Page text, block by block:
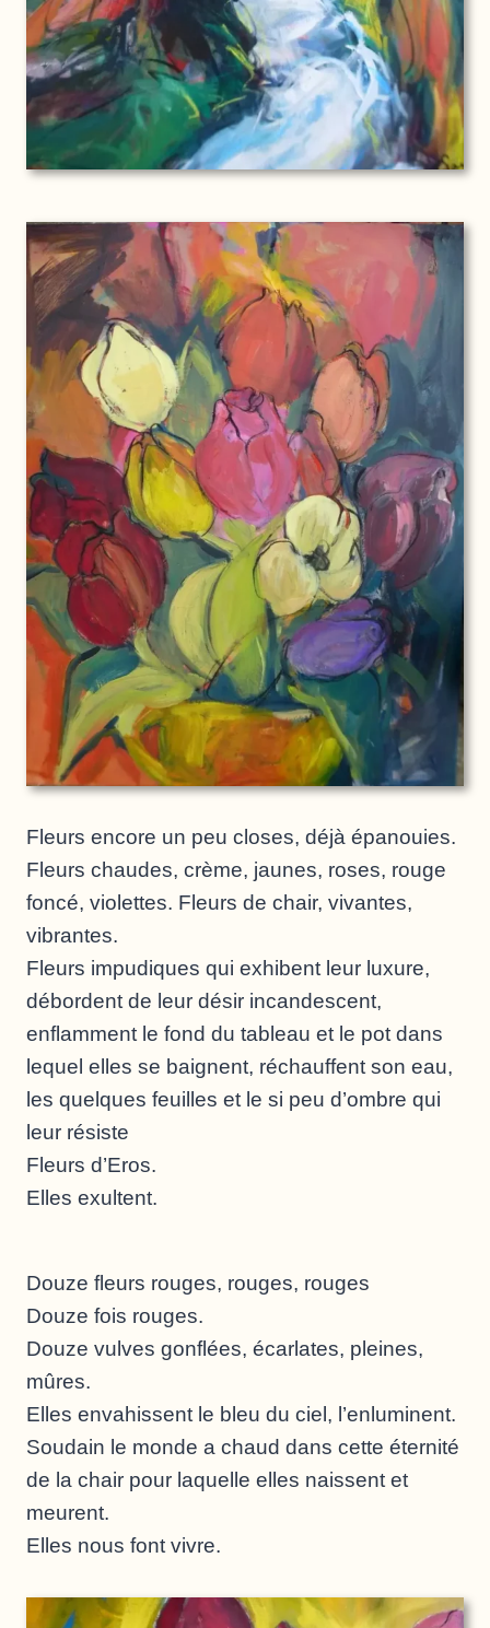
Fleurs encore un peu closes, déjà épanouies.
Fleurs chaudes, crème, jaunes, roses, rouge
foncé, violettes. Fleurs de chair, vivantes,
vibrantes.
Fleurs impudiques qui exhibent leur luxure,
débordent de leur désir incandescent,
enflamment le fond du tableau et le pot dans
lequel elles se baignent, réchauffent son eau,
les quelques feuilles et le si peu d’ombre qui
leur résiste
Fleurs d’Eros.
Elles exultent.
Douze fleurs rouges, rouges, rouges
Douze fois rouges.
Douze vulves gonflées, écarlates, pleines,
mûres.
Elles envahissent le bleu du ciel, l’enluminent.
Soudain le monde a chaud dans cette éternité
de la chair pour laquelle elles naissent et
meurent.
Elles nous font vivre.